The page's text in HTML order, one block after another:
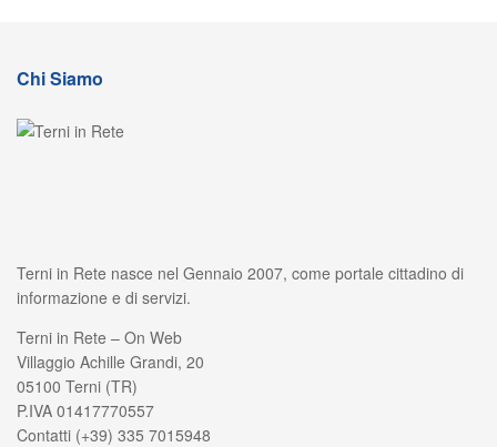
Chi Siamo
Terni in Rete nasce nel Gennaio 2007, come portale cittadino di
informazione e di servizi.
Terni in Rete – On Web
Villaggio Achille Grandi, 20
05100 Terni (TR)
P.IVA 01417770557
Contatti (+39) 335 7015948